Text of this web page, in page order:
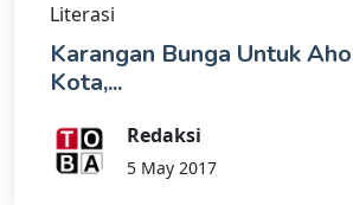
Literasi
Karangan Bunga Untuk
Kota,...
Redaksi
5 May 2017